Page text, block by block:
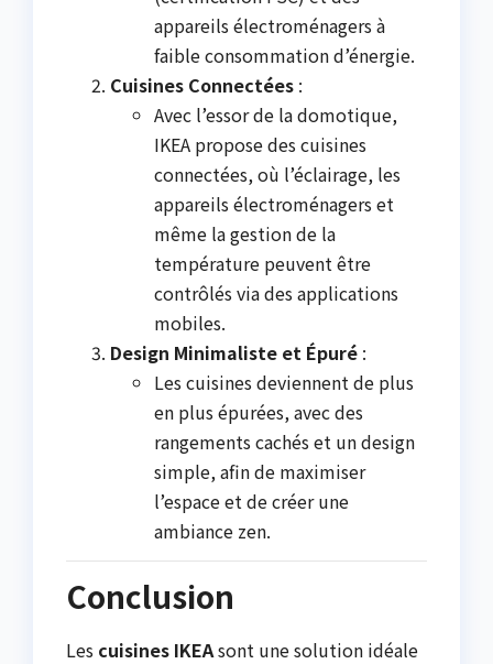
appareils électroménagers à
faible consommation d’énergie.
Cuisines Connectées :
Avec l’essor de la domotique,
IKEA propose des cuisines
connectées, où l’éclairage, les
appareils électroménagers et
même la gestion de la
température peuvent être
contrôlés via des applications
mobiles.
Design Minimaliste et Épuré :
Les cuisines deviennent de plus
en plus épurées, avec des
rangements cachés et un design
simple, afin de maximiser
l’espace et de créer une
ambiance zen.
Conclusion
Les cuisines IKEAsont une solution idéale